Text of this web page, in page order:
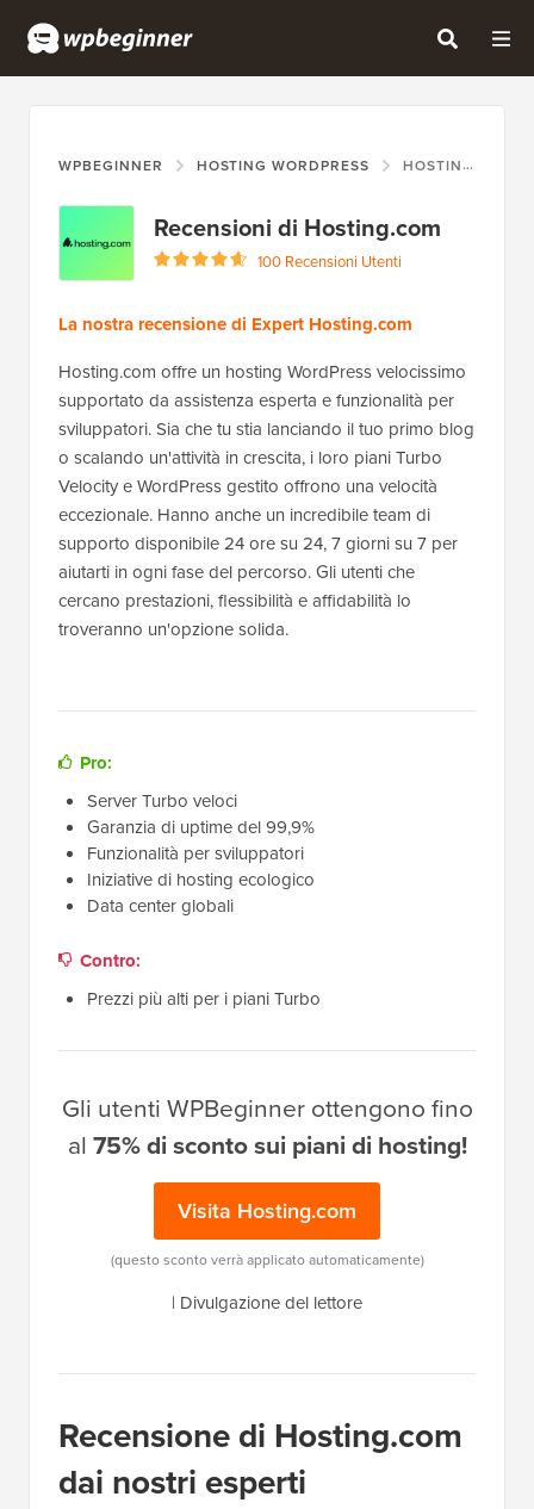
WPBEGINNER HOSTING WORDPRESS HOSTING.COM
Recensioni di Hosting.com
100 Recensioni Utenti
La nostra recensione di Expert Hosting.com
Hosting.com offre un hosting WordPress velocissimo
supportato da assistenza esperta e funzionalità per
sviluppatori. Sia che tu stia lanciando il tuo primo blog
o scalando un'attività in crescita, i loro piani Turbo
Velocity e WordPress gestito offrono una velocità
eccezionale. Hanno anche un incredibile team di
supporto disponibile 24 ore su 24, 7 giorni su 7 per
aiutarti in ogni fase del percorso. Gli utenti che
cercano prestazioni, flessibilità e affidabilità lo
troveranno un'opzione solida.
Pro:
Server Turbo veloci
Garanzia di uptime del 99,9%
Funzionalità per sviluppatori
Iniziative di hosting ecologico
Data center globali
Contro:
Prezzi più alti per i piani Turbo
Gli utenti WPBeginner ottengono fino
al75% di sconto sui piani di hosting!
Visita Hosting.com
(questo sconto verrà applicato automaticamente)
| Divulgazione del lettore
Recensione di Hosting.com
dai nostri esperti